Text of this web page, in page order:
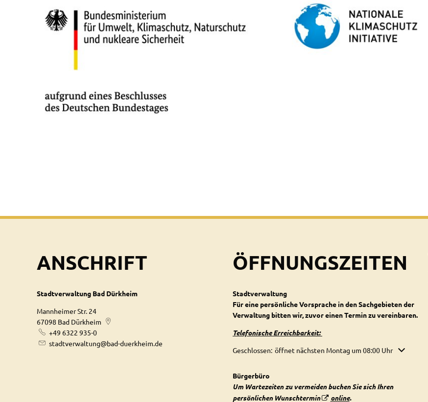
ANSCHRIFT
Stadtverwaltung Bad Dürkheim
Mannheimer Str. 24
67098 Bad Dürkheim
+49 6322 935-0
stadtverwaltung@bad-duerkheim.de
ÖFFNUNGSZEITEN
Stadtverwaltung
Für eine persönliche Vorsprache in den Sachgebieten der
Verwaltung bitten wir, zuvor einen Termin zu vereinbaren.
Telefonische Erreichbarkeit:
Klicken, um weitere Öffnungs- oder Schließzeiten auszublenden
Geschlossen: öffnet nächsten Montag um 08:00 Uhr
Bürgerbüro
Um Wartezeiten zu vermeiden buchen Sie sich Ihren
persönlichen Wunschtermin
online.